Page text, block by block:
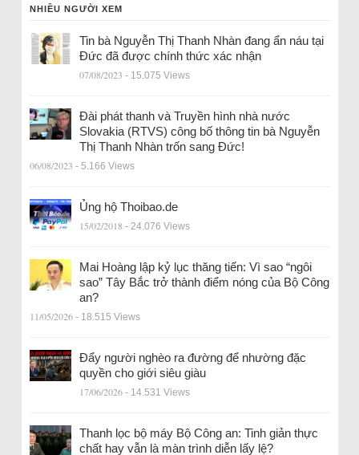
NHIỀU NGƯỜI XEM
Tin bà Nguyễn Thị Thanh Nhàn đang ẩn náu tại
Đức đã được chính thức xác nhận
07/08/2023 - 15.075 Views
Đài phát thanh và Truyền hình nhà nước
Slovakia (RTVS) công bố thông tin bà Nguyễn
Thị Thanh Nhàn trốn sang Đức!
06/08/2023 - 5.166 Views
Ủng hộ Thoibao.de
15/02/2018 - 24.076 Views
Mai Hoàng lập kỷ lục thăng tiến: Vì sao “ngôi
sao” Tây Bắc trở thành điểm nóng của Bộ Công
an?
11/05/2026 - 18.515 Views
Đẩy người nghèo ra đường để nhường đặc
quyền cho giới siêu giàu
17/06/2026 - 14.531 Views
Thanh lọc bộ máy Bộ Công an: Tinh giản thực
chất hay vẫn là màn trình diễn lấy lệ?